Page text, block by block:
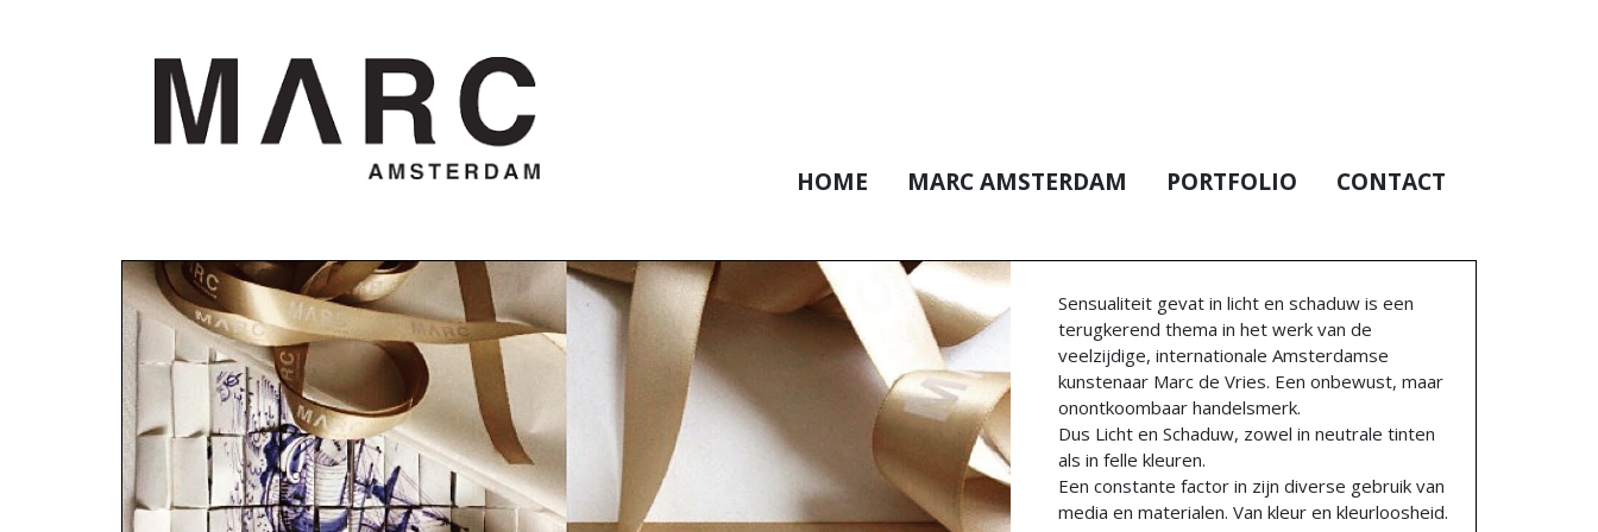
HOME MARC AMSTERDAM PORTFOLIO CONTACT
Sensualiteit gevat in licht en schaduw is een
terugkerend thema in het werk van de
veelzijdige, internationale Amsterdamse
kunstenaar Marc de Vries. Een onbewust, maar
onontkoombaar handelsmerk.
Dus Licht en Schaduw, zowel in neutrale tinten
als in felle kleuren.
Een constante factor in zijn diverse gebruik van
media en materialen. Van kleur en kleurloosheid.